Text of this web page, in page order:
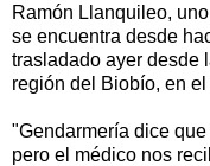
Ramón Llanquileo,
se encuentra desde
trasladado ayer desde
región del Biobío, en
"Gendarmería dice
pero el médico nos